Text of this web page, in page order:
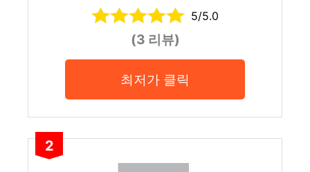
5/5.0
(3 리뷰)
최저가 클릭
2